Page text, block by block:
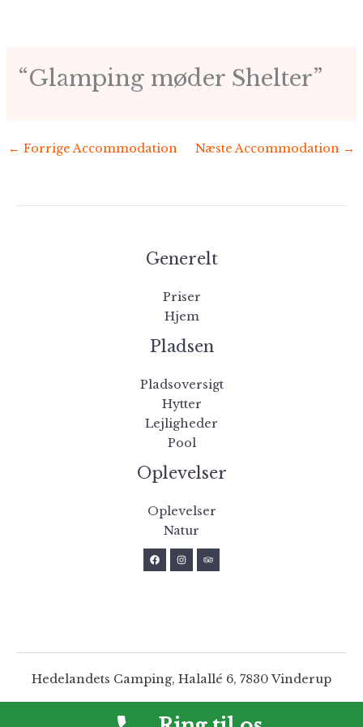
“Glamping møder Shelter”
← Forrige Accommodation Næste Accommodation →
Generelt
Priser
Hjem
Pladsen
Pladsoversigt
Hytter
Lejligheder
Pool
Oplevelser
Oplevelser
Natur
Hedelandets Camping, Halallé 6, 7830 Vinderup